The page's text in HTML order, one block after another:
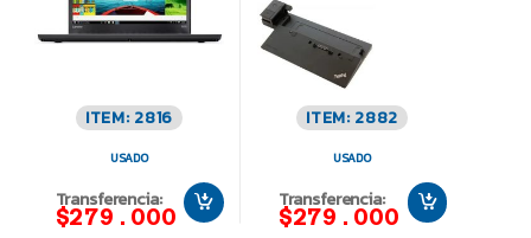
ITEM: 2816
USADO
Transferencia:
$279.000
ITEM: 2882
USADO
Transferencia:
$279.000